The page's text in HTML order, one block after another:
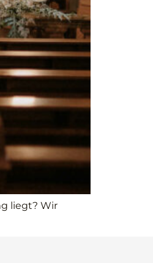
liegt? Wir